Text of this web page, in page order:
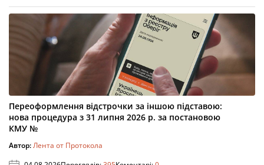
Переоформлення відстрочки за іншою підставою:
нова процедура з 31 липня 2026 р. за постановою
КМУ №
Автор:Лента от Протокола